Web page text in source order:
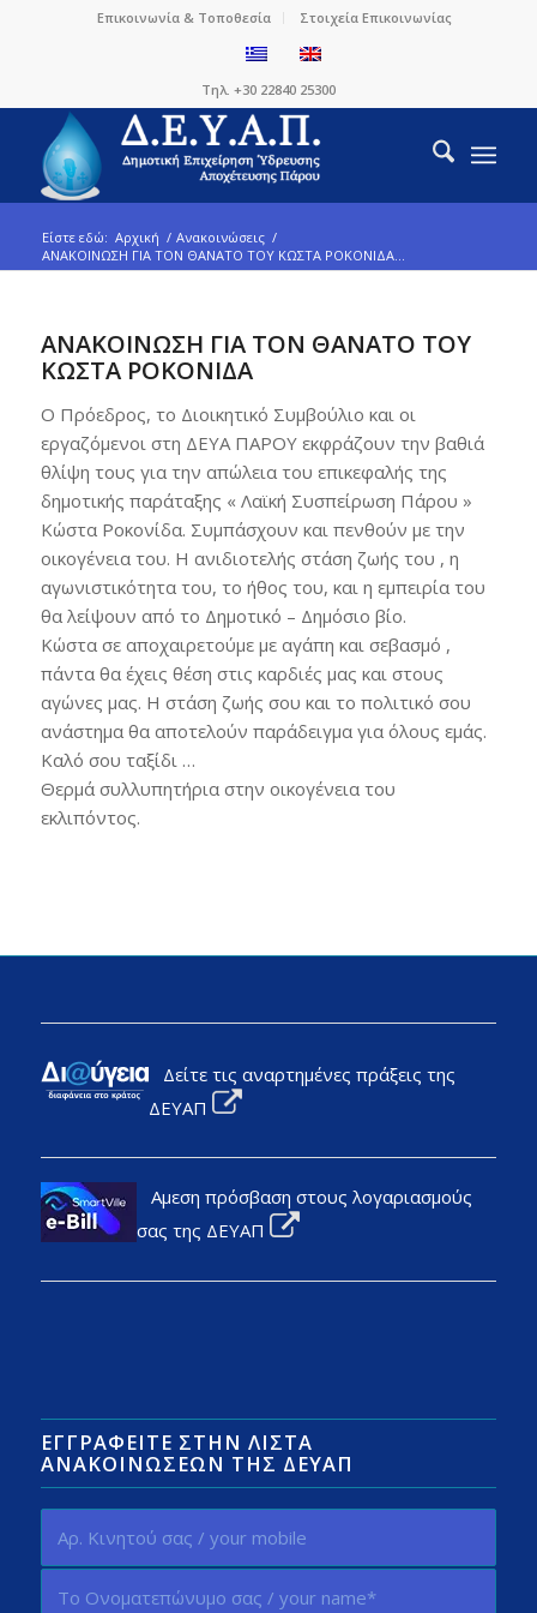
Επικοινωνία & Τοποθεσία Στοιχεία Επικοινωνίας
Τηλ. +30 22840 25300
Είστε εδώ: Αρχική / Ανακοινώσεις /
ΑΝΑΚΟΙΝΩΣΗ ΓΙΑ ΤΟΝ ΘΑΝΑΤΟ ΤΟΥ ΚΩΣΤΑ ΡΟΚΟΝΙΔΑ...
ΑΝΑΚΟΙΝΩΣΗ ΓΙΑ ΤΟΝ ΘΑΝΑΤΟ ΤΟΥ
ΚΩΣΤΑ ΡΟΚΟΝΙΔΑ
Ο Πρόεδρος, το Διοικητικό Συμβούλιο και οι
εργαζόμενοι στη ΔΕΥΑ ΠΑΡΟΥ εκφράζουν την βαθιά
θλίψη τους για την απώλεια του επικεφαλής της
δημοτικής παράταξης « Λαϊκή Συσπείρωση Πάρου »
Κώστα Ροκονίδα. Συμπάσχουν και πενθούν με την
οικογένεια του. Η ανιδιοτελής στάση ζωής του , η
αγωνιστικότητα του, το ήθος του, και η εμπειρία του
θα λείψουν από το Δημοτικό – Δημόσιο βίο.
Κώστα σε αποχαιρετούμε με αγάπη και σεβασμό ,
πάντα θα έχεις θέση στις καρδιές μας και στους
αγώνες μας. Η στάση ζωής σου και το πολιτικό σου
ανάστημα θα αποτελούν παράδειγμα για όλους εμάς.
Καλό σου ταξίδι …
Θερμά συλλυπητήρια στην οικογένεια του
εκλιπόντος.
Δείτε τις αναρτημένες πράξεις της
ΔΕΥΑΠ
Αμεση πρόσβαση στους λογαριασμούς
σας της ΔΕΥΑΠ
ΕΓΓΡΑΦΕΊΤΕ ΣΤΗΝ ΛΊΣΤΑ
ΑΝΑΚΟΙΝΏΣΕΩΝ ΤΗΣ ΔΕΥΑΠ